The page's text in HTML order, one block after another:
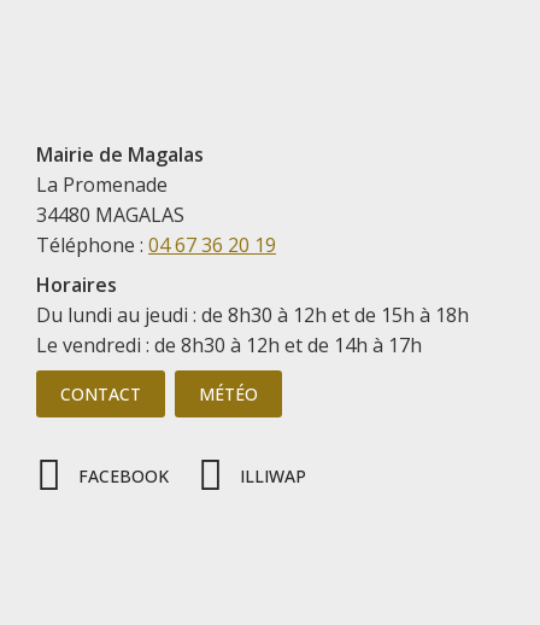
Mairie de Magalas
La Promenade
34480 MAGALAS
Téléphone : 04 67 36 20 19
Horaires
Du lundi au jeudi : de 8h30 à 12h et de 15h à 18h
Le vendredi : de 8h30 à 12h et de 14h à 17h
CONTACT MÉTÉO
FACEBOOK ILLIWAP